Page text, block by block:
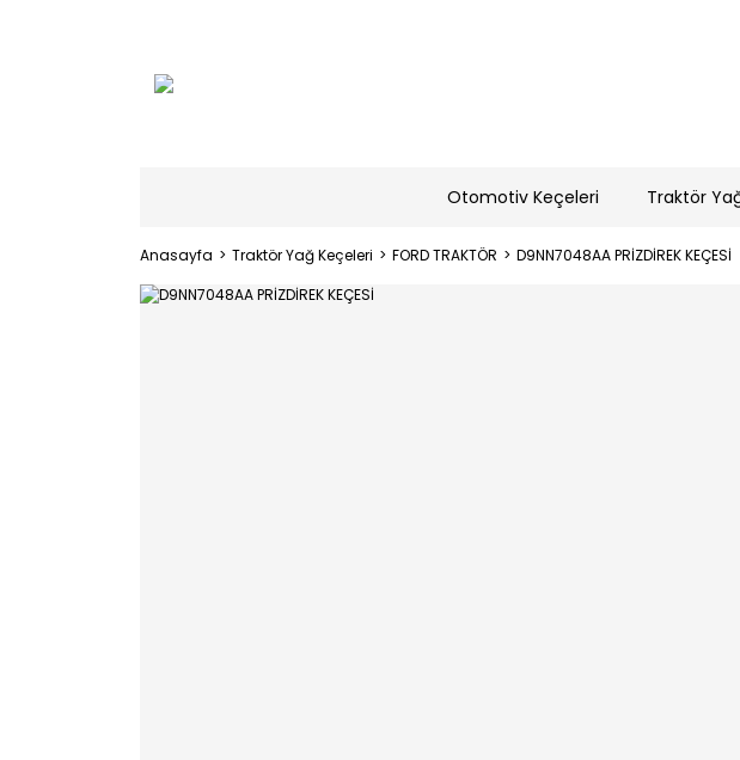
Otomotiv Keçeleri Traktör
Anasayfa Traktör Yağ Keçeleri FORD TRAKTÖR D9NN7048AA PRİZDİREK KEÇESİ